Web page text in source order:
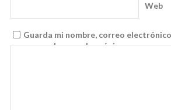
Web
Guarda mi nombre, correo
navegador para la próxima vez que